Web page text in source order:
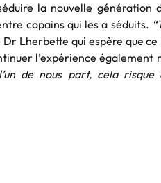
la nouvelle génération
copains qui les a séduits.
Lherbette qui espère que
l’expérience également
de nous part, cela